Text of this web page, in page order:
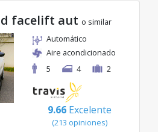
facelift aut o similar
Automático
Aire acondicionado
5
4 2
9.66 Excelente
(213 opiniones)